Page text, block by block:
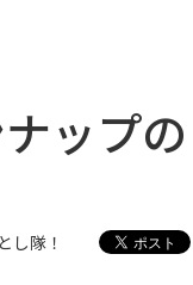
ップの
し隊！